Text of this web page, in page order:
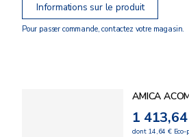
Informations sur le produit
Pour passer commande, contactez votre magasin.
AMICA
1
dont 14,64 € Eco-